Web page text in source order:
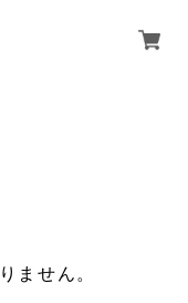
ません。